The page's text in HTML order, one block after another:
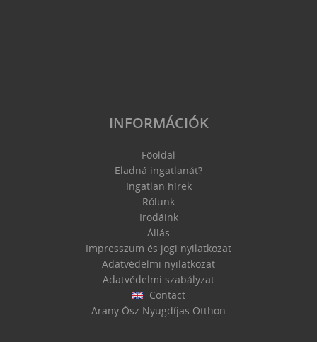
INFORMÁCIÓK
Főoldal
Eladná ingatlanát?
Ingatlan hírek
Rólunk
Irodáink
Állás
Impresszum és jogi nyilatkozat
Adatvédelmi nyilatkozat
Adatvédelmi szabályzat
Contact
Arany Ősz Nyugdíjas Otthon